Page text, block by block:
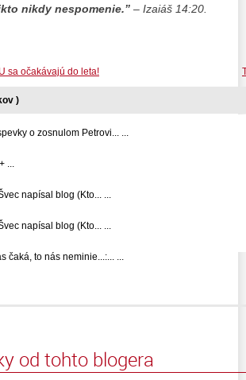
nikdy nespomenie.” – Izaiáš 14:20.
sa očakávajú do leta!
)
o zosnulom Petrovi... ...
...
napísal blog (Kto... ...
napísal blog (Kto... ...
čaká, to nás neminie...:... ...
od tohto blogera